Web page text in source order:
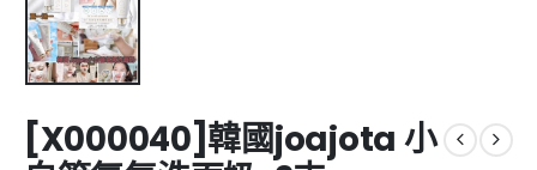
[X000040]韓國joajota 小